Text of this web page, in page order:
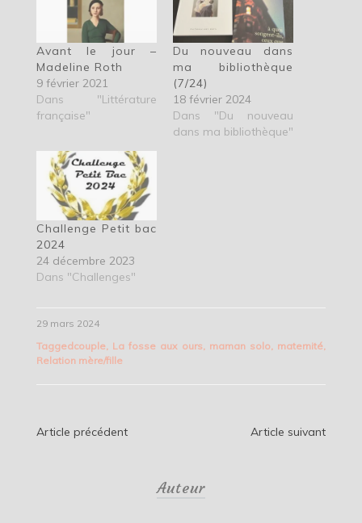
Avant le jour –
Madeline Roth
9 février 2021
Dans "Littérature
française"
Du nouveau dans
ma bibliothèque
(7/24)
18 février 2024
Dans "Du nouveau
dans ma bibliothèque"
Challenge Petit bac
2024
24 décembre 2023
Dans "Challenges"
29 mars 2024
Taggedcouple, La fosse aux ours maman solo maternité
Relation mère/fille
Navigation
Article précédent Article suivant
Auteur